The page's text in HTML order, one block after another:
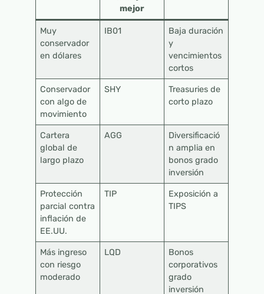
mejor
Muy
conservador
en dólares
IB01
Baja duración
y
vencimientos
cortos
Conservador
con algo de
movimiento
SHY
Treasuries de
corto plazo
Cartera
global de
largo plazo
AGG
Diversificació
n amplia en
bonos grado
inversión
Protección
parcial contra
inflación de
EE.UU.
TIP
Exposición a
TIPS
Más ingreso
con riesgo
moderado
LQD
Bonos
corporativos
grado
inversión